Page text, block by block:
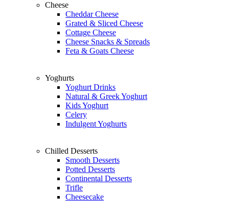
Cheese
Cheddar Cheese
Grated & Sliced Cheese
Cottage Cheese
Cheese Snacks & Spreads
Feta & Goats Cheese
Yoghurts
Yoghurt Drinks
Natural & Greek Yoghurt
Kids Yoghurt
Celery
Indulgent Yoghurts
Chilled Desserts
Smooth Desserts
Potted Desserts
Continental Desserts
Trifle
Cheesecake